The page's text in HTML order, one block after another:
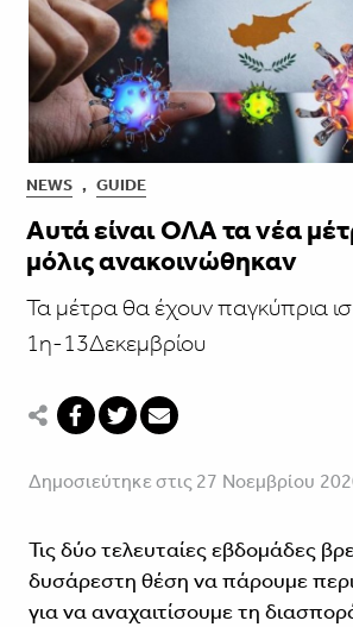
NEWS , GUIDE
Αυτά είναι ΟΛΑ τα νέα
μόλις ανακοινώθηκαν
Τα μέτρα θα έχουν παγκύπρια
1η-13Δεκεμβρίου
Δημοσιεύτηκε στις 27 Νοεμβρίου
Τις δύο τελευταίες εβδομάδες
δυσάρεστη θέση να πάρουμε
για να αναχαιτίσουμε τη